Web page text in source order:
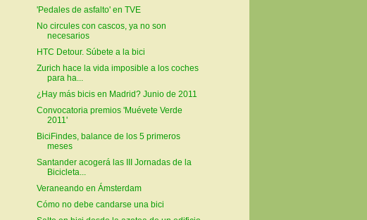
'Pedales de asfalto' en TVE
No circules con cascos, ya no son
necesarios
HTC Detour. Súbete a la bici
Zurich hace la vida imposible a los coches
para ha...
¿Hay más bicis en Madrid? Junio de 2011
Convocatoria premios 'Muévete Verde
2011'
BiciFindes, balance de los 5 primeros
meses
Santander acogerá las III Jornadas de la
Bicicleta...
Veraneando en Ámsterdam
Cómo no debe candarse una bici